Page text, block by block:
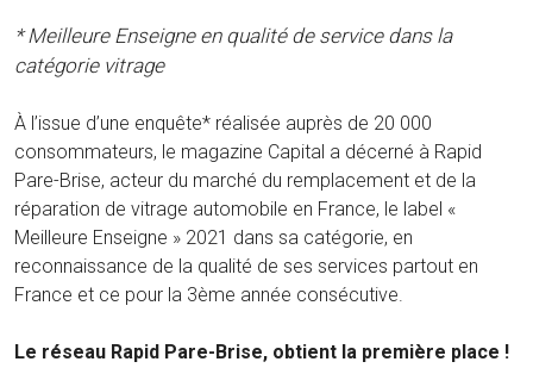
* Meilleure Enseigne en qualité de service dans la
catégorie vitrage
À l’issue d’une enquête* réalisée auprès de 20 000
consommateurs, le magazine Capital a décerné à Rapid
Pare-Brise, acteur du marché du remplacement et de la
réparation de vitrage automobile en France, le label «
Meilleure Enseigne » 2021 dans sa catégorie, en
reconnaissance de la qualité de ses services partout en
France et ce pour la 3ème année consécutive.
Le réseau Rapid Pare-Brise, obtient la première place !